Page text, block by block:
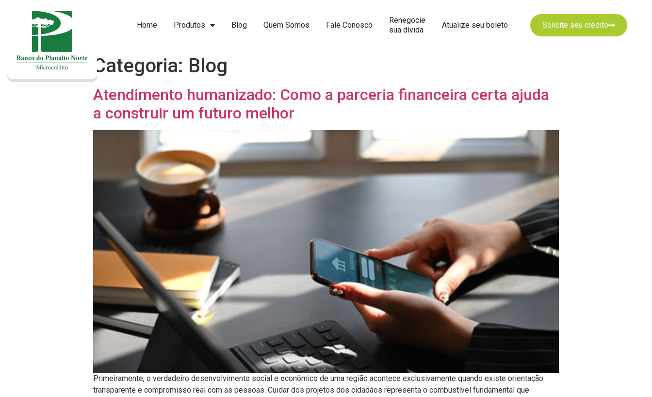
Home Produtos Blog Quem Somos Fale Conosco
Renegocie
sua dívida
Atualize seu boleto Solicite seu crédito
Categoria: Blog
Atendimento humanizado: Como a parceria financeira certa ajuda
a construir um futuro melhor
Primeiramente, o verdadeiro desenvolvimento social e econômico de uma região acontece exclusivamente quando existe orientação
transparente e compromisso real com as pessoas. Cuidar dos projetos dos cidadãos representa o combustível fundamental que